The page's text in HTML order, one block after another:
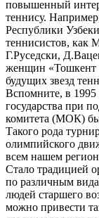
повышенный
теннису.
Республики
теннисистов, как
Г.Руседски,
женщин «Тошкент
будущих звезд
Вспомните, в
государства при
комитета (МОК)
Такого рода
олимпийского
всем нашем
Стало традицией
по различным
людей старшего
можно привести